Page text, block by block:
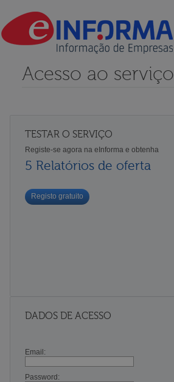
Acesso ao serviço
TESTAR O SERVIÇO
Registe-se agora na eInforma e obtenha
5 Relatórios de oferta
Registo gratuito
DADOS DE ACESSO
Email:
Password: